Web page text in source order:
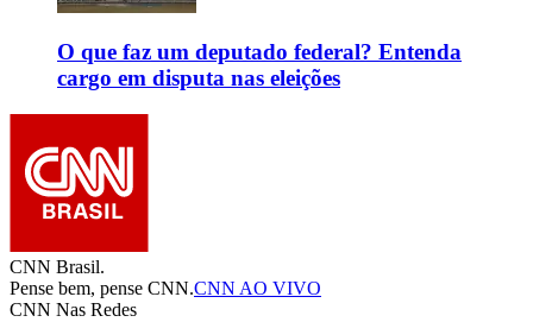
O que faz um deputado federal? Entenda
cargo em disputa nas eleições
CNN Brasil.
Pense bem, pense CNN.CNN AO VIVO
CNN Nas Redes